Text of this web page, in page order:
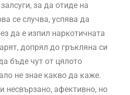
за да отиде на
се случва, успява да
да е изпил наркотичната
допрял до гръкляна си
бъде чут от цялото
не знае какво да каже.
несвързано, афективно, но